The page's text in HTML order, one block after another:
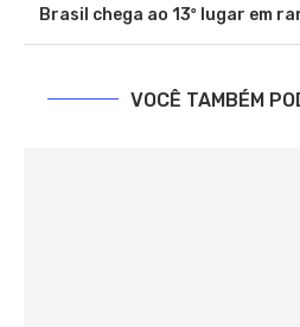
Brasil chega ao 13º lugar em
VOCÊ TAMBÉM